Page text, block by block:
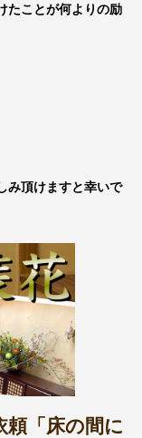
たことが何よりの励
み頂けますと幸いで
頼「床の間に